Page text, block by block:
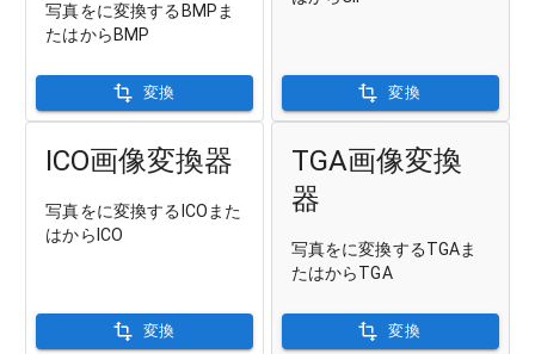
写真をに変換するBMPま
たはからBMP
変換 変換
ICO画像変換器
写真をに変換するICOまた
はからICO
変換
TGA画像変換
器
写真をに変換するTGAま
たはからTGA
変換